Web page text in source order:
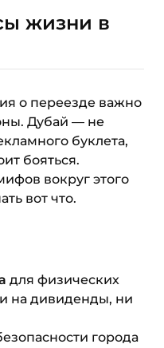
жизни в
о переезде важно
Дубай — не
буклета,
бояться.
вокруг этого
вот что.
для физических
на дивиденды, ни
города